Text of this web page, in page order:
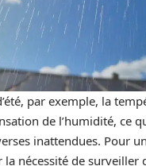
par exemple, la
de l’humidité, ce
inattendues. Pour
nécessité de surveiller